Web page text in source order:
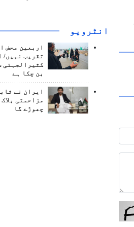
انٹرويو
اربعین محض
تقریب نہیں/
کثیرالجہتی
بن چکا ہے
ایران نے
مزاحمتی
چھوڑے گا